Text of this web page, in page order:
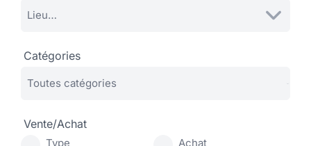
Catégories
Vente/Achat
Type Achat